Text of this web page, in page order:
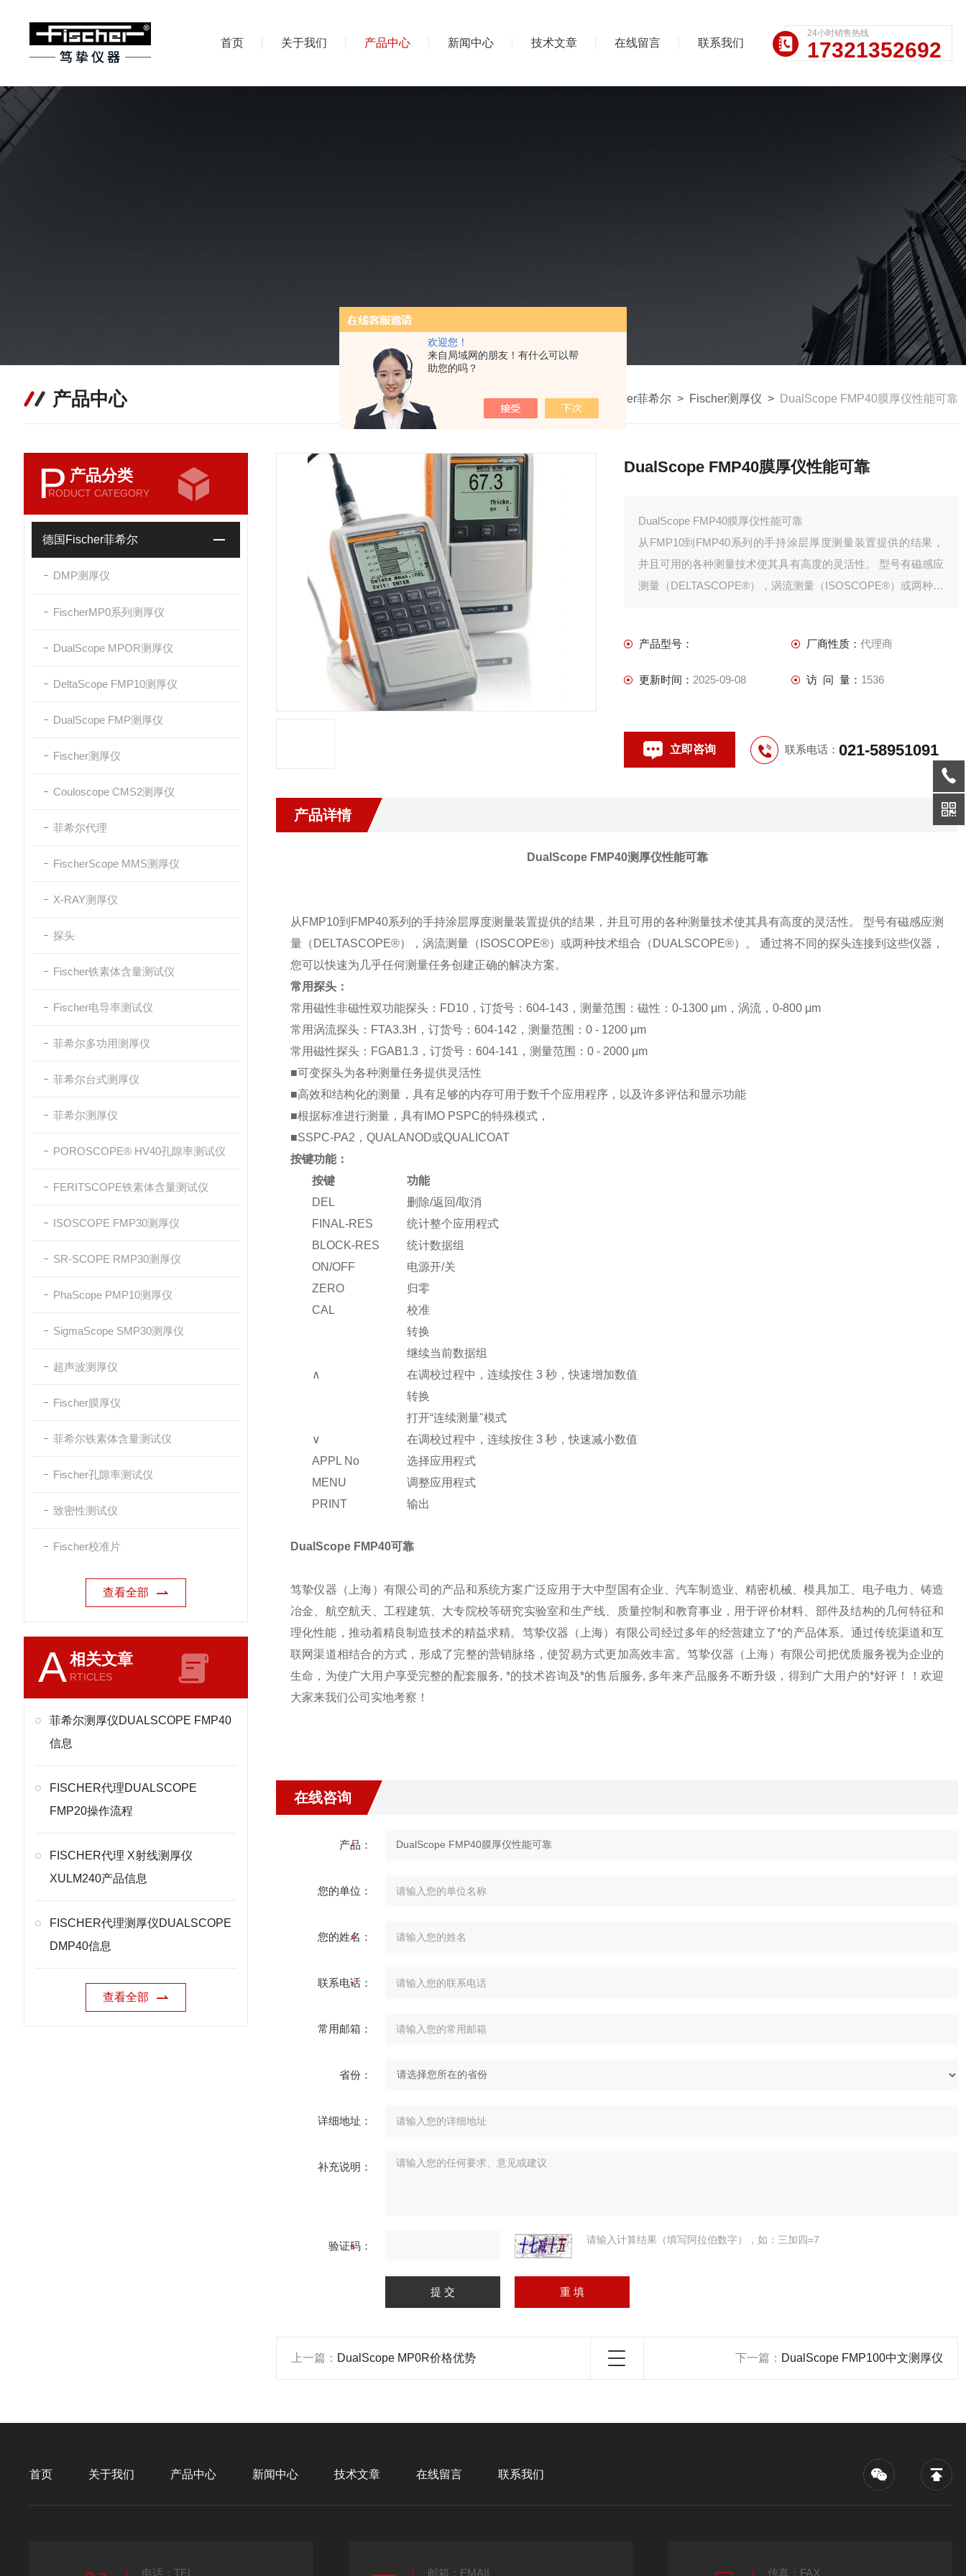
欢迎您！
来自局域网的朋友！有什么可以帮
助您的吗？
首页 关于我们 产品中心 新闻中心 技术文章 在线留言 联系我们
24小时销售热线
17321352692
产品中心 首页>产品中心>德国Fischer菲希尔 > Fischer测厚仪 > DualScope FMP40膜厚仪性能可靠
P 产品分类
RODUCT CATEGORY
德国Fischer菲希尔
DMP测厚仪
FischerMP0系列测厚仪
DualScope MPOR测厚仪
DeltaScope FMP10测厚仪
DualScope FMP测厚仪
Fischer测厚仪
Couloscope CMS2测厚仪
菲希尔代理
FischerScope MMS测厚仪
X-RAY测厚仪
探头
Fischer铁素体含量测试仪
Fischer电导率测试仪
菲希尔多功用测厚仪
菲希尔台式测厚仪
菲希尔测厚仪
POROSCOPE® HV40孔隙率测试仪
FERITSCOPE铁素体含量测试仪
ISOSCOPE FMP30测厚仪
SR-SCOPE RMP30测厚仪
PhaScope PMP10测厚仪
SigmaScope SMP30测厚仪
超声波测厚仪
Fischer膜厚仪
菲希尔铁素体含量测试仪
Fischer孔隙率测试仪
致密性测试仪
Fischer校准片
查看全部
A相关文章
RTICLES
菲希尔测厚仪DUALSCOPE FMP40
信息
FISCHER代理DUALSCOPE
FMP20操作流程
FISCHER代理 X射线测厚仪
XULM240产品信息
FISCHER代理测厚仪DUALSCOPE
DMP40信息
查看全部
DualScope FMP40膜厚仪性能可靠
DualScope FMP40膜厚仪性能可靠
从FMP10到FMP40系列的手持涂层厚度测量装置提供的结果，
并且可用的各种测量技术使其具有高度的灵活性。 型号有磁感应
测量（DELTASCOPE®），涡流测量（ISOSCOPE®）或两种技
产品型号：
厂商性质： 代理商
更新时间： 2025-09-08 访 问 量： 1536
立即咨询 联系电话： 021-58951091
产品详情
DualScope FMP40测厚仪性能可靠
从FMP10到FMP40系列的手持涂层厚度测量装置提供的结果，并且可用的各种测量技术使其具有高度的灵活性。 型号有磁感应测
量（DELTASCOPE®），涡流测量（ISOSCOPE®）或两种技术组合（DUALSCOPE®）。 通过将不同的探头连接到这些仪器，
您可以快速为几乎任何测量任务创建正确的解决方案。
常用探头：
常用磁性非磁性双功能探头：FD10，订货号：604-143，测量范围：磁性：0-1300 μm，涡流，0-800 μm
常用涡流探头：FTA3.3H，订货号：604-142，测量范围：0 - 1200 μm
常用磁性探头：FGAB1.3，订货号：604-141，测量范围：0 - 2000 μm
■可变探头为各种测量任务提供灵活性
■高效和结构化的测量，具有足够的内存可用于数千个应用程序，以及许多评估和显示功能
■根据标准进行测量，具有IMO PSPC的特殊模式，
■SSPC-PA2，QUALANOD或QUALICOAT
按键功能：
按键
功能
DEL
删除/返回/取消
FINAL-RES
统计整个应用程式
BLOCK-RES
统计数据组
ON/OFF
电源开/关
ZERO
归零
CAL
校准
∧
转换
继续当前数据组
在调校过程中，连续按住 3 秒，快速增加数值
∨
转换
打开“连续测量"模式
在调校过程中，连续按住 3 秒，快速减小数值
APPL No
选择应用程式
MENU
调整应用程式
PRINT
输出
连续按 5 次，打开配置程序，屏幕显示“157"，按 ∧ 至"159",按
DualScope FMP40可靠
笃挚仪器（上海）有限公司的产品和系统方案广泛应用于大中型国有企业、汽车制造业、精密机械、模具加工、电子电力、铸造
冶金、航空航天、工程建筑、大专院校等研究实验室和生产线、质量控制和教育事业，用于评价材料、部件及结构的几何特征和
理化性能，推动着精良制造技术的精益求精。笃挚仪器（上海）有限公司经过多年的经营建立了*的产品体系。通过传统渠道和互
联网渠道相结合的方式，形成了完整的营销脉络，使贸易方式更加高效丰富。笃挚仪器（上海）有限公司把优质服务视为企业的
生命，为使广大用户享受完整的配套服务, *的技术咨询及*的售后服务, 多年来产品服务不断升级，得到广大用户的*好评！！欢迎
大家来我们公司实地考察！
在线咨询
产品：
您的单位：
您的姓名：
联系电话：
常用邮箱：
省份：
详细地址：
补充说明：
验证码： 请输入计算结果（填写阿拉伯数字），如：三加四=7
上一篇： DualScope MP0R价格优势 下一篇： DualScope FMP100中文测厚仪
首页 关于我们 产品中心 新闻中心 技术文章 在线留言 联系我们
电话：TEL 邮箱：EMAIL 传真：FAX